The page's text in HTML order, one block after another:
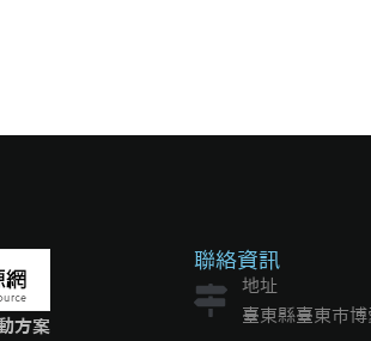
方案
聯絡資訊
地址
臺東縣臺東市